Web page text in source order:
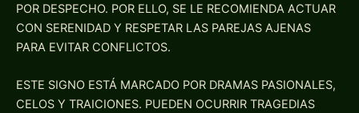
POR DESPECHO. POR ELLO, SE LE RECOMIENDA ACTUAR
CON SERENIDAD Y RESPETAR LAS PAREJAS AJENAS
PARA EVITAR CONFLICTOS.
ESTE SIGNO ESTÁ MARCADO POR DRAMAS PASIONALES,
CELOS Y TRAICIONES. PUEDEN OCURRIR TRAGEDIAS